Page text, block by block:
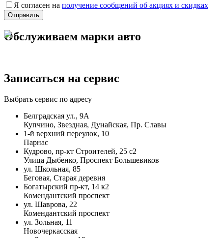
Я согласен на получение сообщений об акциях и скидках
Обслуживаем марки авто
Записаться на сервис
Выбрать сервис по адресу
Белградская ул., 9А
Купчино, Звездная, Дунайская, Пр. Славы
1-й верхний переулок, 10
Парнас
Кудрово, пр-кт Строителей, 25 с2
Улица Дыбенко, Проспект Большевиков
ул. Школьная, 85
Беговая, Старая деревня
Богатырский пр-кт, 14 к2
Комендантский проспект
ул. Шаврова, 22
Комендантский проспект
ул. Зольная, 11
Новочеркасская